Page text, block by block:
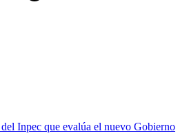
Inpec que evalúa el nuevo Gobierno